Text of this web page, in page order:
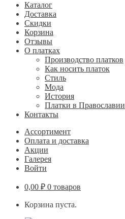
Каталог
Доставка
Скидки
Корзина
Отзывы
О платках
Производство платков
Как носить платок
Стиль
Мода
История
Платки в Православии
Контакты
Ассортимент
Оплата и доставка
Акции
Галерея
Войти
0,00 ₽ 0 товаров
Корзина пуста.